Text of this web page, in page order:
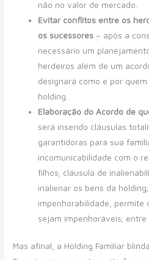
não no valor de mercado.
Evitar conflitos entre os
os sucessores – após a
necessário um
herdeiros além de um
designará como e por
holding.
Elaboração do Acordo de
será inserido cláusulas
garantidoras para sua
incomunicabilidade com o
filhos; cláusula de
inalienar os bens da
impenhorabilidade, permite
sejam impenhoráveis; entre
Mas afinal, a Holding Familiar